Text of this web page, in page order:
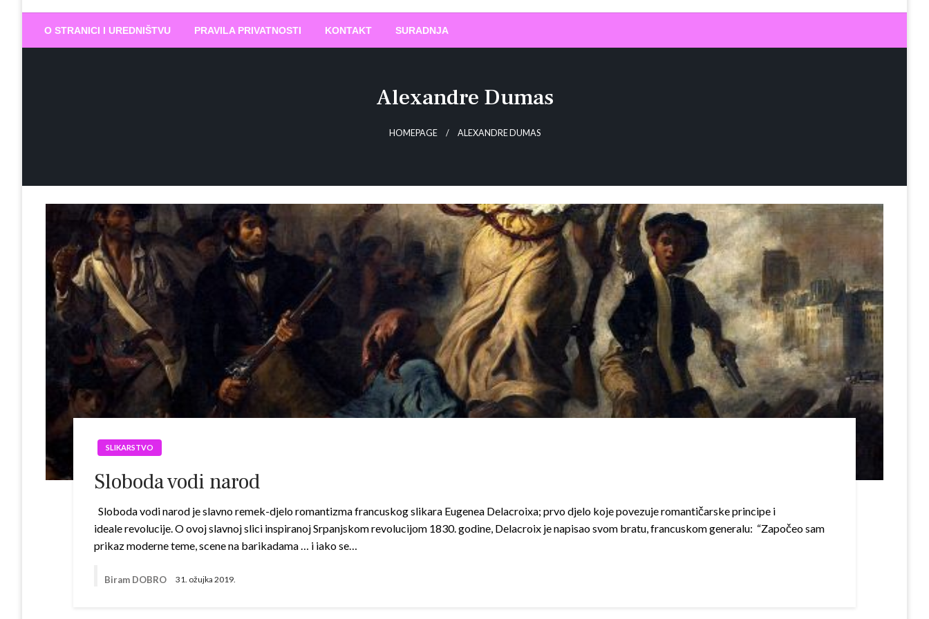
Biram DOBRO
O STRANICI I UREDNIŠTVU PRAVILA PRIVATNOSTI KONTAKT SURADNJA
Alexandre Dumas
HOMEPAGE ALEXANDRE DUMAS
SLIKARSTVO
Sloboda vodi narod
Sloboda vodi narod je slavno remek-djelo romantizma francuskog slikara Eugenea Delacroixa; prvo djelo koje povezuje romantičarske principe i
ideale revolucije. O ovoj slavnoj slici inspiranoj Srpanjskom revolucijom 1830. godine, Delacroix je napisao svom bratu, francuskom generalu: “Započeo sam
prikaz moderne teme, scene na barikadama … i iako se…
Biram DOBRO 31. ožujka 2019.